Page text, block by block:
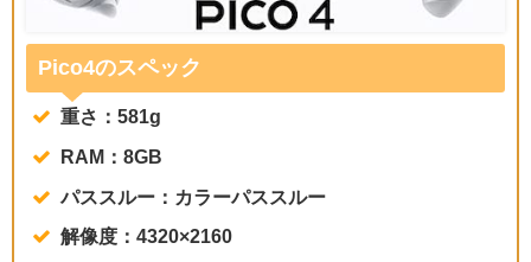
Pico4のスペック
重さ：581g
RAM：8GB
パススルー：カラーパススルー
解像度：4320×2160